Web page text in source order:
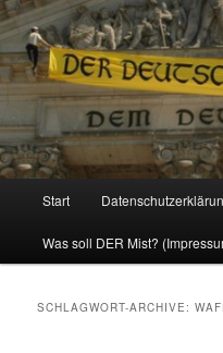
Reizzentrum
Politik, Wirtschaft, Soziales und
Zum
Inhalt
Zum
sekundären
Start
Was soll DER Mist?
SCHLAGWORT-ARCHIVE: